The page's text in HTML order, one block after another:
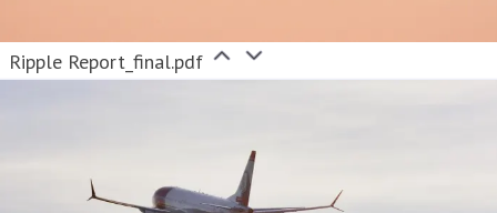
Ripple Report_final.pdf